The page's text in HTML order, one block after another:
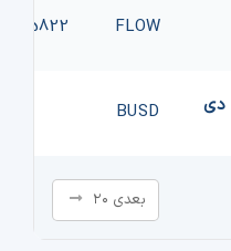
FLOW
دی BUSD
بعدی ۲۰